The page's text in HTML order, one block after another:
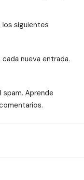
siguientes
nueva entrada.
spam. Aprende